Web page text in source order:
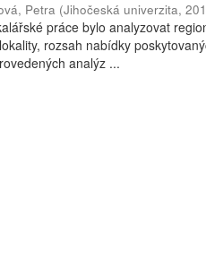
Petra (Jihočeská univerzita,
práce bylo analyzovat
rozsah nabídky
analýz ...